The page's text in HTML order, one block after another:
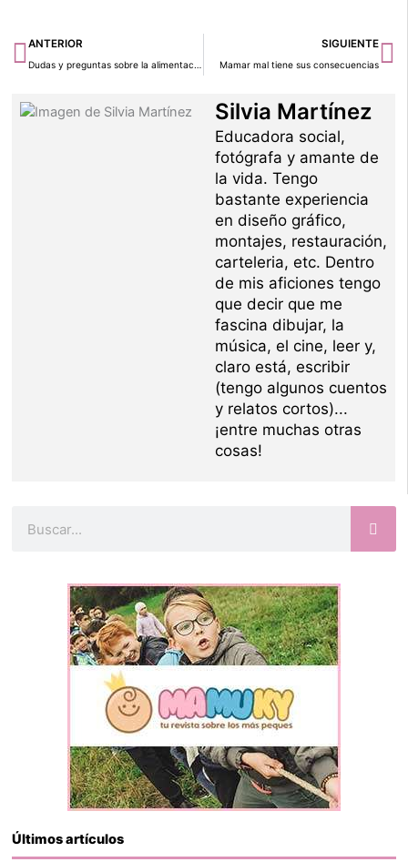
Ant
ANTERIOR
Dudas y preguntas sobre la alimentación (II)
SIGUIENTE
Mamar mal tiene sus consecuencias
Silvia Martínez
Educadora social,
fotógrafa y amante de
la vida. Tengo
bastante experiencia
en diseño gráfico,
montajes, restauración,
carteleria, etc. Dentro
de mis aficiones tengo
que decir que me
fascina dibujar, la
música, el cine, leer y,
claro está, escribir
(tengo algunos cuentos
y relatos cortos)...
¡entre muchas otras
cosas!
Últimos artículos